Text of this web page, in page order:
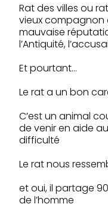
Rat des villes ou
vieux compagnon
mauvaise
l’Antiquité,
Et pourtant…
Le rat a un bon
C’est un animal
de venir en aide
difficulté
Le rat nous
et oui, il partage
de l’homme